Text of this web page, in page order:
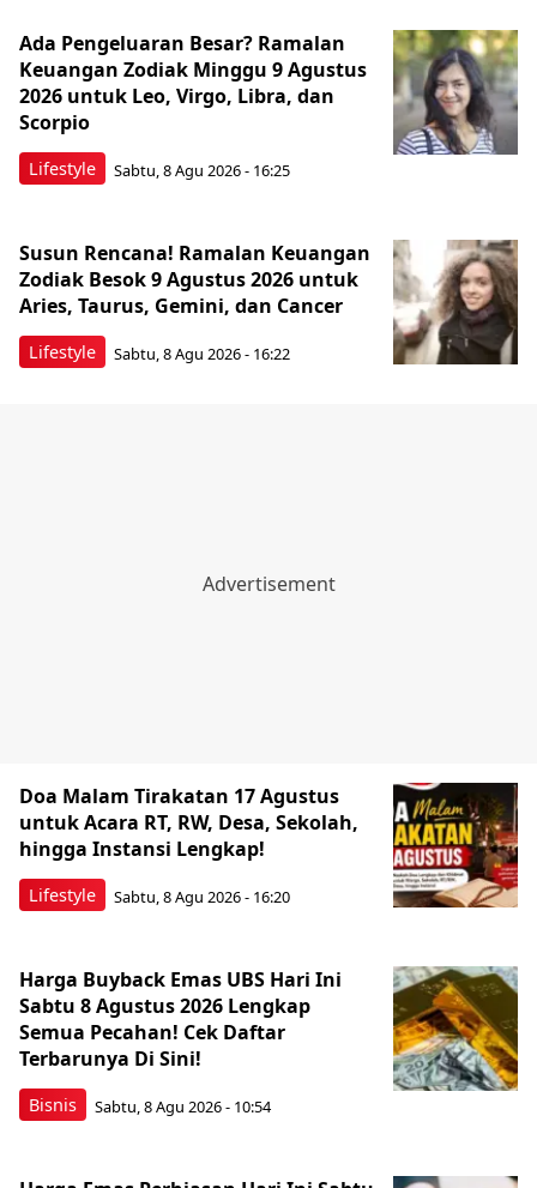
Lifestyle
Ada Pengeluaran Besar? Ramalan
Keuangan Zodiak Minggu 9 Agustus
2026 untuk Leo, Virgo, Libra, dan
Scorpio
Sabtu, 8 Agu 2026 - 16:25
Lifestyle
Susun Rencana! Ramalan Keuangan
Zodiak Besok 9 Agustus 2026 untuk
Aries, Taurus, Gemini, dan Cancer
Sabtu, 8 Agu 2026 - 16:22
Lifestyle
Doa Malam Tirakatan 17 Agustus
untuk Acara RT, RW, Desa, Sekolah,
hingga Instansi Lengkap!
Sabtu, 8 Agu 2026 - 16:20
Bisnis
Harga Buyback Emas UBS Hari Ini
Sabtu 8 Agustus 2026 Lengkap
Semua Pecahan! Cek Daftar
Terbarunya Di Sini!
Sabtu, 8 Agu 2026 - 10:54